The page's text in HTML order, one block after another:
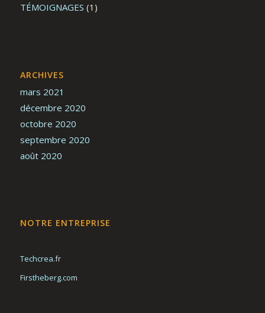
TÉMOIGNAGES (1)
ARCHIVES
mars 2021
décembre 2020
octobre 2020
septembre 2020
août 2020
NOTRE ENTREPRISE
Techcrea.fr
Firstheberg.com